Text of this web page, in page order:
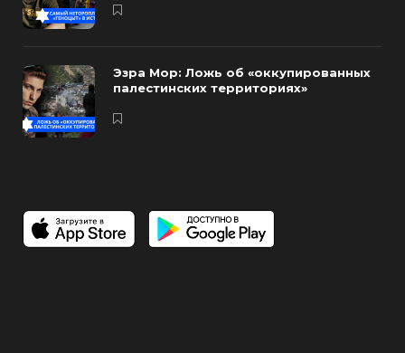
Эзра Мор: Ложь об «оккупированных
палестинских территориях»